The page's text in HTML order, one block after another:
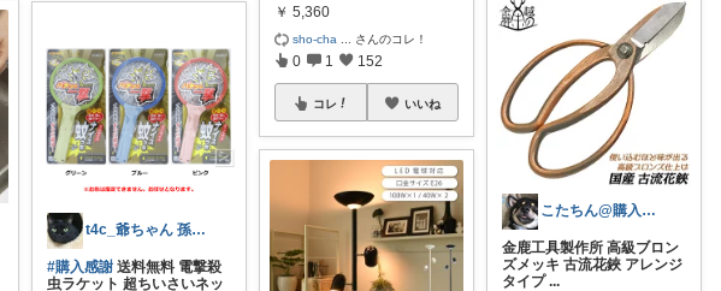
t4c_爺ちゃん 孫x3
#購入感謝 送料無料 電撃殺
虫ラケット 超ちいさいネッ
￥ 5,360
sho-cha さんのコレ！
0 1 152
コレ いいね
こたちん@購入感謝です！
金鹿工具製作所 高級ブロン
ズメッキ 古流花鋏 アレンジ
タイプ...